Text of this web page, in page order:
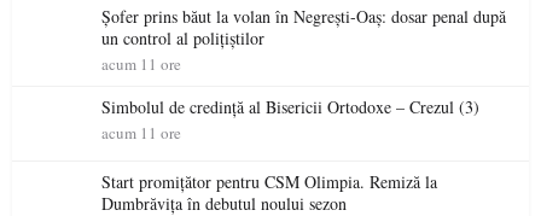
Șofer prins băut la volan în Negrești-Oaș: dosar penal după
un control al polițiștilor
acum 11 ore
Simbolul de credinţă al Bisericii Ortodoxe – Crezul (3)
acum 11 ore
Start promițător pentru CSM Olimpia. Remiză la
Dumbrăvița în debutul noului sezon